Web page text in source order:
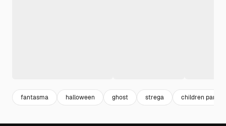
fantasma halloween ghost strega children party